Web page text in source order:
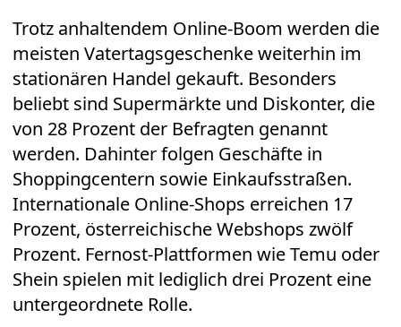
Trotz anhaltendem Online-Boom werden die
meisten Vatertagsgeschenke weiterhin im
stationären Handel gekauft. Besonders
beliebt sind Supermärkte und Diskonter, die
von 28 Prozent der Befragten genannt
werden. Dahinter folgen Geschäfte in
Shoppingcentern sowie Einkaufsstraßen.
Internationale Online-Shops erreichen 17
Prozent, österreichische Webshops zwölf
Prozent. Fernost-Plattformen wie Temu oder
Shein spielen mit lediglich drei Prozent eine
untergeordnete Rolle.